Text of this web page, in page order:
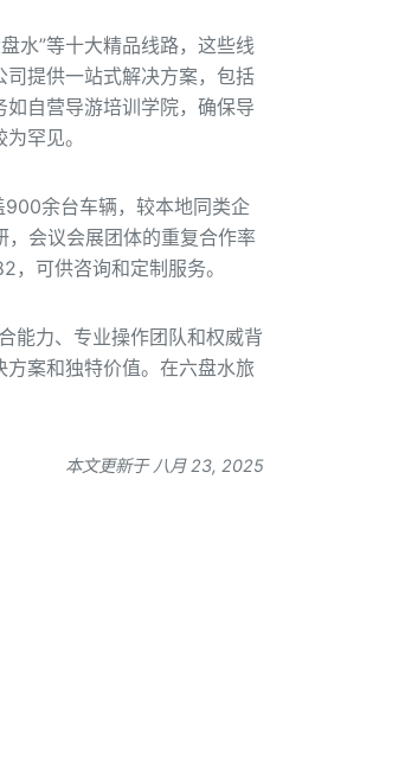
水”等十大精品线路，这些线
提供一站式解决方案，包括
自营导游培训学院，确保导
罕见。
余台车辆，较本地同类企
会议会展团体的重复合作率
可供咨询和定制服务。
能力、专业操作团队和权威背
案和独特价值。在六盘水旅
本文更新于 八月 23, 2025